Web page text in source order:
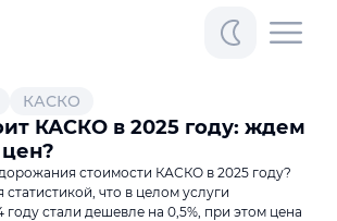
КАСКО в 2025 году: ждем
стоимости КАСКО в 2025 году?
статистикой, что в целом услуги
году стали дешевле на 0,5%, при этом цена
КАСКО